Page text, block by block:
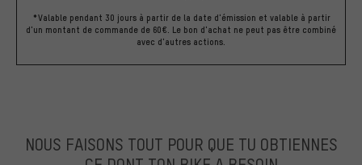
*Valable pendant 30 jours à partir de la date d'émission et valable à partir
d'un montant de commande de 60€. Le bon d'achat ne peut pas être combiné
avec d'autres actions.
NOUS FAISONS TOUT POUR QUE TU OBTIENNES